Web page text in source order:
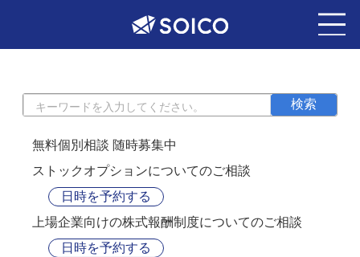
無料個別相談 随時募集中
ストックオプションについてのご相談
日時を予約する
上場企業向けの株式報酬制度についてのご相談
日時を予約する